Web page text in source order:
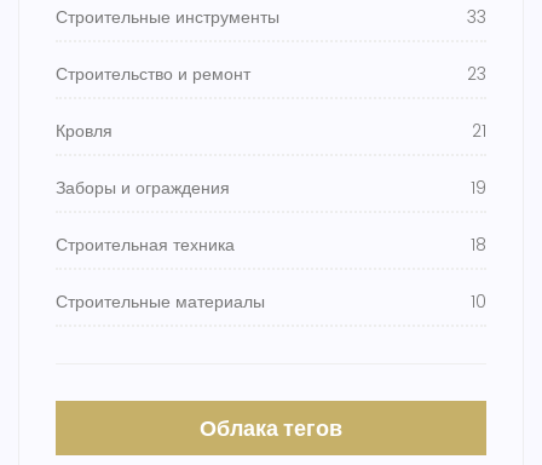
Строительные инструменты 33
Строительство и ремонт 23
Кровля 21
Заборы и ограждения 19
Строительная техника 18
Строительные материалы 10
Облака тегов